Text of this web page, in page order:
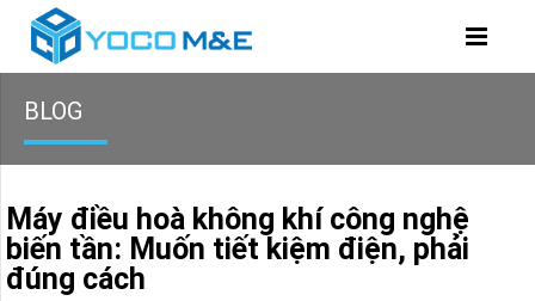
BLOG
Máy điều hoà không khí công nghệ
biến tần: Muốn tiết kiệm điện, phải
đúng cách